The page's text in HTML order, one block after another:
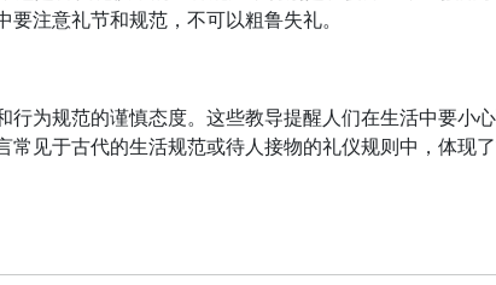
注意礼节和规范，不可以粗鲁失礼。
行为规范的谨慎态度。这些教导提醒人们在生活中要小
见于古代的生活规范或待人接物的礼仪规则中，体现